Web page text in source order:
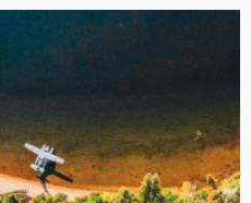
est un terrain de jeu